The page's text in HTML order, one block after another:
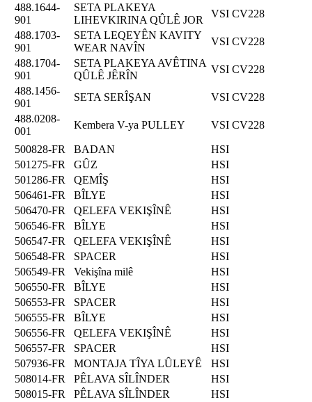
488.1644-
901
SETA PLAKEYA
LIHEVKIRINA QÛLÊ JOR
VSI CV228
488.1703-
901
SETA LEQEYÊN KAVITY
WEAR NAVÎN
VSI CV228
488.1704-
901
SETA PLAKEYA AVÊTINA
QÛLÊ JÊRÎN
VSI CV228
488.1456-
901
SETA SERÎŞAN
VSI CV228
488.0208-
001
Kembera V-ya PULLEY VSI CV228
500828-FR BADAN
HSI
501275-FR
GÛZ
HSI
501286-FR
QEMÎŞ
HSI
506461-FR
BÎLYE
HSI
506470-FR
QELEFA VEKIŞÎNÊ
HSI
506546-FR
BÎLYE
HSI
506547-FR
QELEFA VEKIŞÎNÊ
HSI
506548-FR
SPACER
HSI
506549-FR
Vekişîna milê
HSI
506550-FR
BÎLYE
HSI
506553-FR
SPACER
HSI
506555-FR
BÎLYE
HSI
506556-FR
QELEFA VEKIŞÎNÊ
HSI
506557-FR
SPACER
HSI
507936-FR
MONTAJA TÎYA LÛLEYÊ
HSI
508014-FR
PÊLAVA SÎLÎNDER
HSI
508015-FR
PÊLAVA SÎLÎNDER
HSI